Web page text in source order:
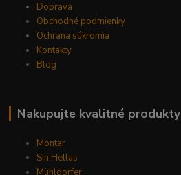
Doprava
Obchodné podmienky
Ochrana súkromia
Kontakty
Blog
Nakupujte kvalitné produkty
Montar
Sin Hellas
Mühldorfer